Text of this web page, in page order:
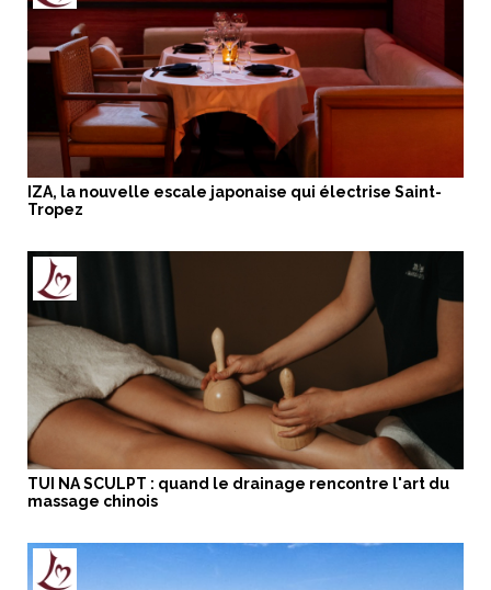
IZA, la nouvelle escale japonaise qui électrise Saint-
Tropez
TUI NA SCULPT : quand le drainage rencontre l'art du
massage chinois